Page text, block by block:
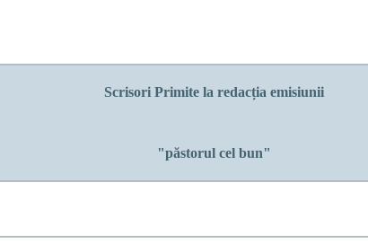
Scrisori Primite la redacția emisiunii
"păstorul cel bun"